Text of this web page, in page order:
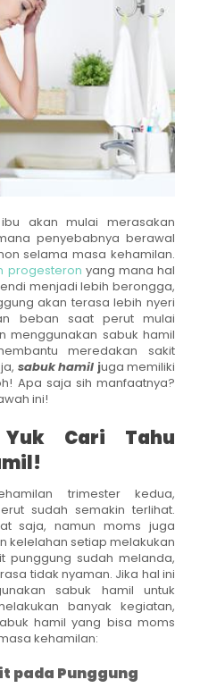
akan mulai merasakan
penyebabnya berawal
selama masa kehamilan.
progesteron yang mana hal
menjadi lebih berongga,
akan terasa lebih nyeri
beban saat perut mulai
menggunakan sabuk hamil
meredakan sakit
sabuk hamil juga memiliki
Apa saja sih manfaatnya?
ini!
Yuk Cari Tahu
trimester kedua,
sudah semakin terlihat.
saja, namun moms juga
kelelahan setiap melakukan
punggung sudah melanda,
tidak nyaman. Jika hal ini
sabuk hamil untuk
banyak kegiatan,
hamil yang bisa moms
kehamilan:
pada Punggung